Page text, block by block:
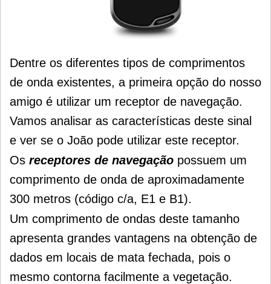
Dentre os diferentes tipos de comprimentos
de onda existentes, a primeira opção do nosso
amigo é utilizar um receptor de navegação.
Vamos analisar as características deste sinal
e ver se o João pode utilizar este receptor.
Os receptores de navegação possuem um
comprimento de onda de aproximadamente
300 metros (código c/a, E1 e B1).
Um comprimento de ondas deste tamanho
apresenta grandes vantagens na obtenção de
dados em locais de mata fechada, pois o
mesmo contorna facilmente a vegetação.